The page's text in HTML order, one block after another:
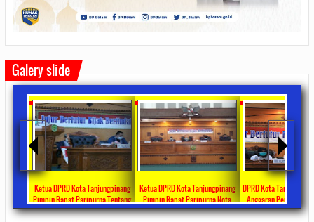
Galery slide
DTKS
Ketua DPRD Kota Tanjungpinang
Pimpin Rapat Paripurna Tentang
Jawaban Pandangan Umum Fraksi-
Ketua DPRD Kota Tanjungpinang
Pimpin Rapat Paripurna Nota
Pengantar LKPJ Walikota
DPRD Kota
Anggaran Penanganan
Tahun 2020 Sebesar